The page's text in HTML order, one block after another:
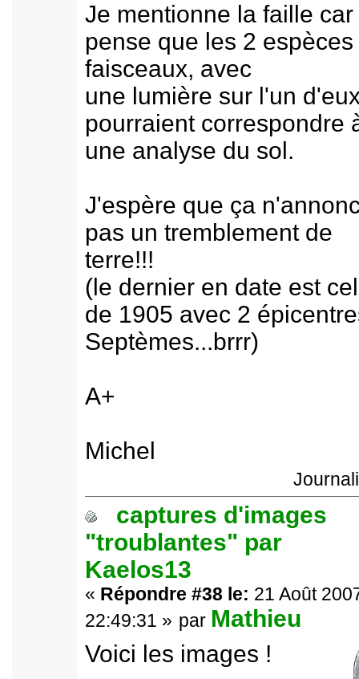
Je mentionne la faille car
pense que les 2 espèces
faisceaux, avec
une lumière sur l'un
pourraient correspondre
une analyse du sol.
J'espère que ça
pas un tremblement de
terre!!!
(le dernier en date est
de 1905 avec 2
Septèmes...brrr)
A+
Michel
captures d'images
"troublantes" par
Kaelos13
« Répondre #38 le: 21 Août
22:49:31 » par Mathieu
Voici les images !